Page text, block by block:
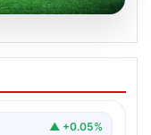
Graz Canlı
▲ +0.05%